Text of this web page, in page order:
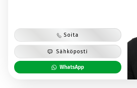
Soita
Sähköposti
WhatsApp